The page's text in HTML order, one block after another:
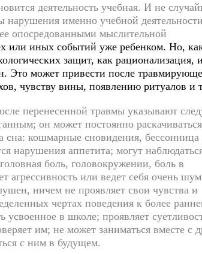
деятельность учебная. И не
нарушения именно учебной
опосредованными мыслительной
или иных событий уже ребенком. Но,
защит, как рационализация,
Это может привести после
чувству вины, появлению ритуалов и
перенесенной травмы указывают
он может постоянно
сна: кошмарные сновидения, бессонница
нарушения аппетита; могут
боль, головокружении, боль в
агрессивность или ведет себя очень
ничем не проявляет свои чувства и
чертах поведения к более
в школе; проявляет
им; не может заниматься вместе с
с ним в будущем.